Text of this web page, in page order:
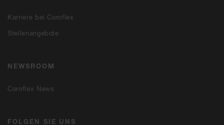
Karriere bei Coroflex
Stellenangebote
NEWSROOM
Coroflex News
FOLGEN SIE UNS